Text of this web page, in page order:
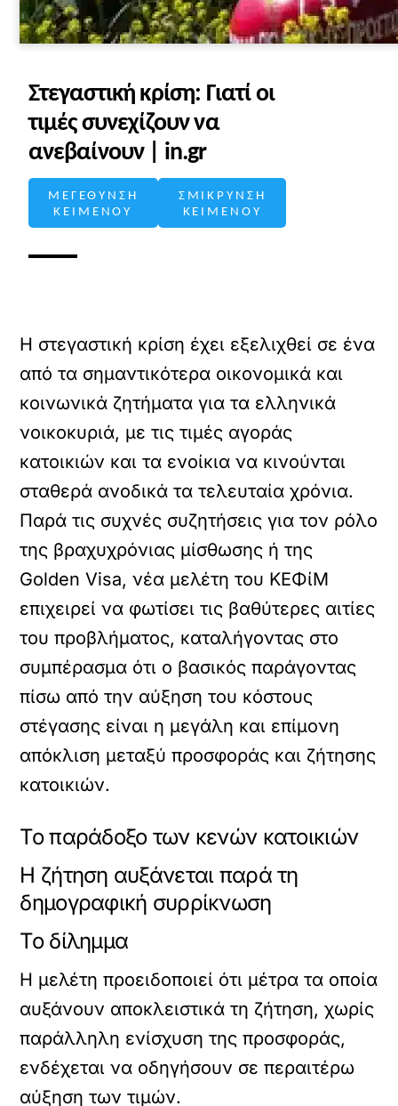
Στεγαστική κρίση: Γιατί οι
τιμές συνεχίζουν να
ανεβαίνουν | in.gr
ΜΕΓΕΘΥΝΣΗ
ΚΕΙΜΕΝΟΥ
ΣΜΙΚΡΥΝΣΗ
ΚΕΙΜΕΝΟΥ
Η στεγαστική κρίση έχει εξελιχθεί σε ένα
από τα σημαντικότερα οικονομικά και
κοινωνικά ζητήματα για τα ελληνικά
νοικοκυριά, με τις τιμές αγοράς
κατοικιών και τα ενοίκια να κινούνται
σταθερά ανοδικά τα τελευταία χρόνια.
Παρά τις συχνές συζητήσεις για τον ρόλο
της βραχυχρόνιας μίσθωσης ή της
Golden Visa, νέα μελέτη του ΚΕΦίΜ
επιχειρεί να φωτίσει τις βαθύτερες αιτίες
του προβλήματος, καταλήγοντας στο
συμπέρασμα ότι ο βασικός παράγοντας
πίσω από την αύξηση του κόστους
στέγασης είναι η μεγάλη και επίμονη
απόκλιση μεταξύ προσφοράς και ζήτησης
κατοικιών.
Το παράδοξο των κενών κατοικιών
Η ζήτηση αυξάνεται παρά τη
δημογραφική συρρίκνωση
Το δίλημμα
Η μελέτη προειδοποιεί ότι μέτρα τα οποία
αυξάνουν αποκλειστικά τη ζήτηση, χωρίς
παράλληλη ενίσχυση της προσφοράς,
ενδέχεται να οδηγήσουν σε περαιτέρω
αύξηση των τιμών.